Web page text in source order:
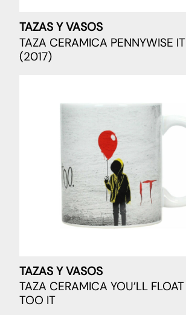
TAZAS Y VASOS
TAZA CERAMICA PENNYWISE IT
(2017)
TAZAS Y VASOS
TAZA CERAMICA YOU’LL FLOAT
TOO IT